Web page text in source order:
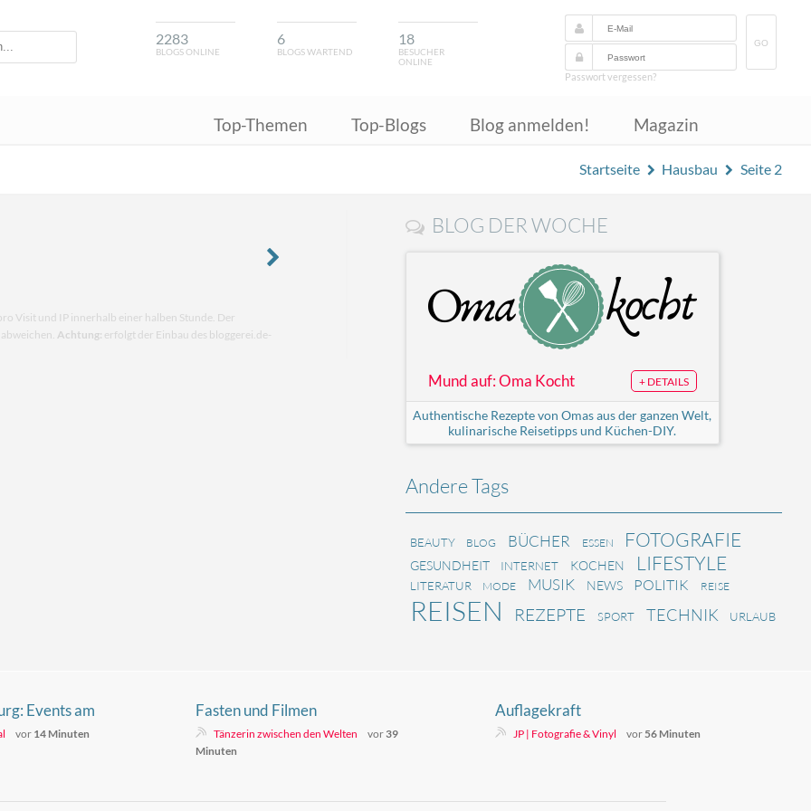
2283
BLOGS ONLINE
6
BLOGS WARTEND
18
BESUCHER
ONLINE
GO
Passwort vergessen?
Top-Themen Top-Blogs Blog anmelden! Magazin
Startseite Hausbau Seite 2
Visit und IP innerhalb einer halben Stunde. Der
Achtung: erfolgt der Einbau des bloggerei.de-
BLOG DER WOCHE
Mund auf: Oma Kocht + DETAILS
Authentische Rezepte von Omas aus der ganzen Welt,
kulinarische Reisetipps und Küchen-DIY.
Andere Tags
BEAUTY BLOG BÜCHER ESSEN FOTOGRAFIE
GESUNDHEIT INTERNET KOCHEN LIFESTYLE
LITERATUR MODE MUSIK NEWS POLITIK REISE
REISEN REZEPTE SPORT TECHNIK URLAUB
Events am
vor 14 Minuten
Fasten und Filmen
Tänzerin zwischen den Welten vor 39
Minuten
Auflagekraft
JP | Fotografie & Vinyl vor56 Minuten